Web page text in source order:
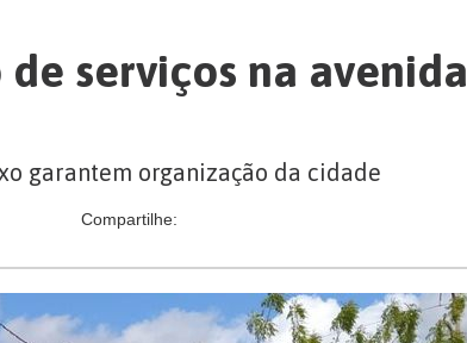
serviços na avenida
garantem organização da cidade
Compartilhe: